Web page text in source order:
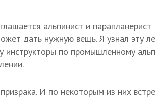
альпинист и
дать нужную вещь. Я узнал эту
инструкторы по промышленному
И по некоторым из них